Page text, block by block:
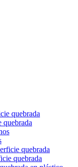
quebrada
quebrada